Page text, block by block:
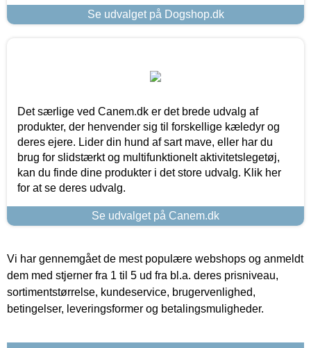
Se udvalget på Dogshop.dk
Det særlige ved Canem.dk er det brede udvalg af
produkter, der henvender sig til forskellige kæledyr og
deres ejere. Lider din hund af sart mave, eller har du
brug for slidstærkt og multifunktionelt aktivitetslegetøj,
kan du finde dine produkter i det store udvalg. Klik her
for at se deres udvalg.
Se udvalget på Canem.dk
Vi har gennemgået de mest populære webshops og anmeldt
dem med stjerner fra 1 til 5 ud fra bl.a. deres prisniveau,
sortimentstørrelse, kundeservice, brugervenlighed,
betingelser, leveringsformer og betalingsmuligheder.